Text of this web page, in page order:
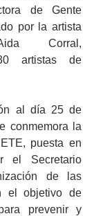
de Gente
por la artista
Corral,
artistas de
al día 25 de
conmemora la
puesta en
el Secretario
de las
el objetivo de
prevenir y